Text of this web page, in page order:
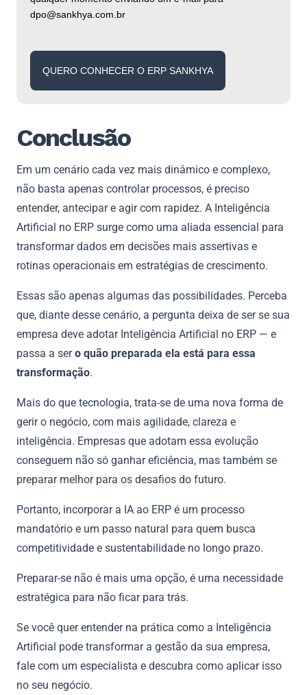
dpo@sankhya.com.br
QUERO CONHECER O ERP SANKHYA
Conclusão
Em um cenário cada vez mais dinâmico e complexo,
não basta apenas controlar processos, é preciso
entender, antecipar e agir com rapidez. A Inteligência
Artificial no ERP surge como uma aliada essencial para
transformar dados em decisões mais assertivas e
rotinas operacionais em estratégias de crescimento.
Essas são apenas algumas das possibilidades. Perceba
que, diante desse cenário, a pergunta deixa de ser se sua
empresa deve adotar Inteligência Artificial no ERP — e
passa a sero quão preparada ela está para essa
transformação.
Mais do que tecnologia, trata-se de uma nova forma de
gerir o negócio, com mais agilidade, clareza e
inteligência. Empresas que adotam essa evolução
conseguem não só ganhar eficiência, mas também se
preparar melhor para os desafios do futuro.
Portanto, incorporar a IA ao ERP é um processo
mandatório e um passo natural para quem busca
competitividade e sustentabilidade no longo prazo.
Preparar-se não é mais uma opção, é uma necessidade
estratégica para não ficar para trás.
Se você quer entender na prática como a Inteligência
Artificial pode transformar a gestão da sua empresa,
fale com um especialista e descubra como aplicar isso
no seu negócio.